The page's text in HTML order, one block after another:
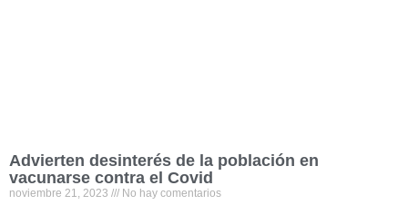
Advierten desinterés de la población en
vacunarse contra el Covid
noviembre 21, 2023 No hay comentarios